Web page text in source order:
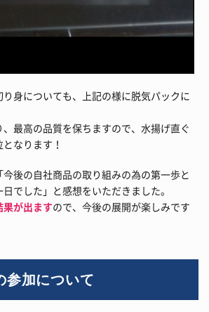
身についても、上記の様に脱気パックに
最高の品質を保ちますので、水揚げ直ぐ
なります！
後の自社商品の取り組みの為の第一歩と
でした」と感想をいただきました。
が出ますので、今後の展開が楽しみです
参加について